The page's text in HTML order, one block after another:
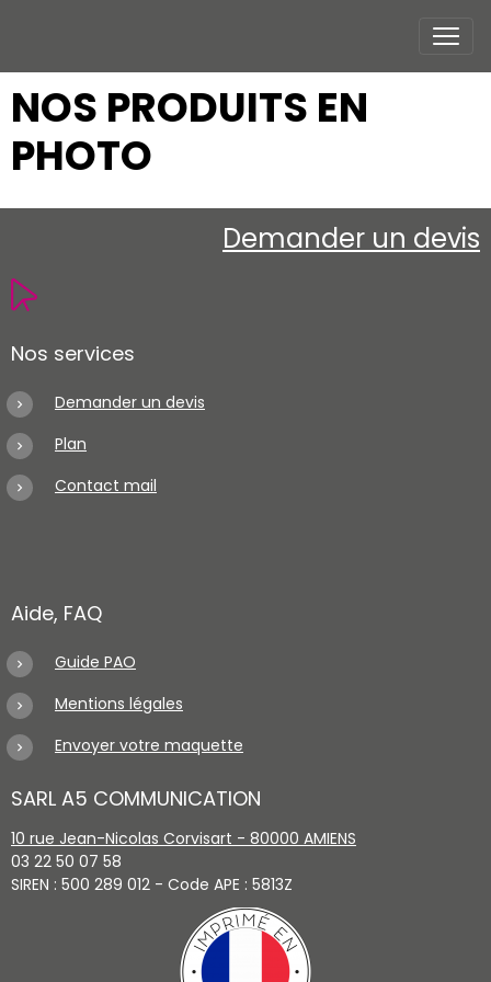
NOS PRODUITS EN
PHOTO
Demander un devis
Nos services
Demander un devis
Plan
Contact mail
Aide, FAQ
Guide PAO
Mentions légales
Envoyer votre maquette
SARL A5 COMMUNICATION
10 rue Jean-Nicolas Corvisart - 80000 AMIENS
03 22 50 07 58
SIREN : 500 289 012 - Code APE : 5813Z